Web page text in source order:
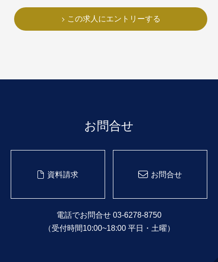
この求人にエントリーする
お問合せ
資料請求 お問合せ
電話でお問合せ 03-6278-8750
（受付時間10:00~18:00 平日・土曜）